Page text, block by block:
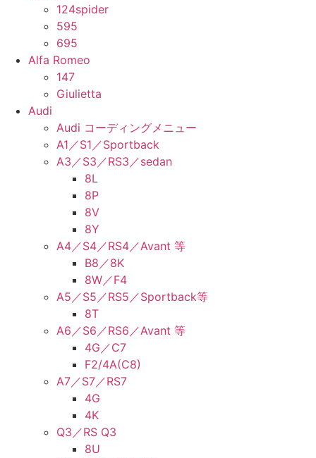
124spider
595
695
Alfa Romeo
147
Giulietta
Audi
Audi コーディングメニュー
A1／S1／Sportback
A3／S3／RS3／sedan
8L
8P
8V
8Y
A4／S4／RS4／Avant 等
B8／8K
8W／F4
A5／S5／RS5／Sportback等
8T
A6／S6／RS6／Avant 等
4G／C7
F2/4A(C8)
A7／S7／RS7
4G
4K
Q3／RS Q3
8U